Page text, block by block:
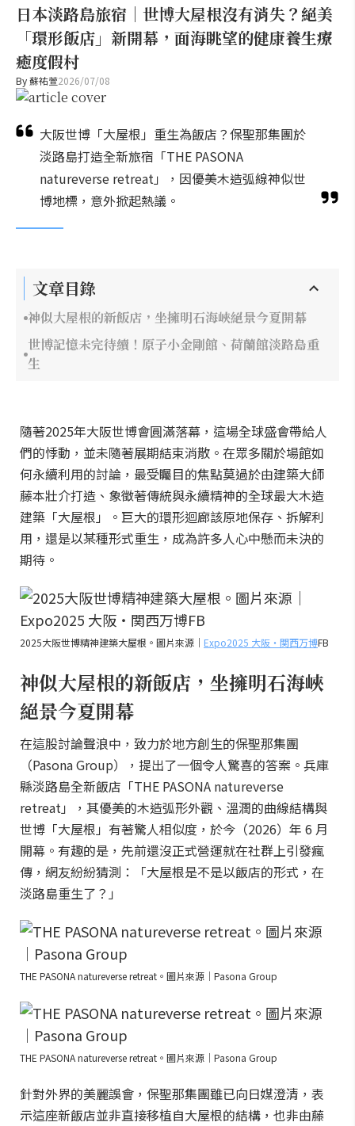
日本淡路島旅宿｜世博大屋根沒有消失？絕美
「環形飯店」新開幕，面海眺望的健康養生療
癒度假村
By蘇祐萱2026/07/08
大阪世博「大屋根」重生為飯店？保聖那集團於
淡路島打造全新旅宿「THE PASONA
natureverse retreat」，因優美木造弧線神似世
博地標，意外掀起熱議。
文章目錄
神似大屋根的新飯店，坐擁明石海峽絕景今夏開幕
世博記憶未完待續！原子小金剛館、荷蘭館淡路島重
生
隨著2025年大阪世博會圓滿落幕，這場全球盛會帶給人
們的悸動，並未隨著展期結束消散。在眾多關於場館如
何永續利用的討論，最受矚目的焦點莫過於由建築大師
藤本壯介打造、象徵著傳統與永續精神的全球最大木造
建築「大屋根」。巨大的環形迴廊該原地保存、拆解利
用，還是以某種形式重生，成為許多人心中懸而未決的
期待。
2025大阪世博精神建築大屋根。圖片來源｜ Expo2025 大阪・関西万博FB
神似大屋根的新飯店，坐擁明石海峽
絕景今夏開幕
在這股討論聲浪中，致力於地方創生的保聖那集團
（Pasona Group），提出了一個令人驚喜的答案。兵庫
縣淡路島全新飯店「THE PASONA natureverse
retreat」，其優美的木造弧形外觀、溫潤的曲線結構與
世博「大屋根」有著驚人相似度，於今（2026）年 6 月
開幕。有趣的是，先前還沒正式營運就在社群上引發瘋
傳，網友紛紛猜測：「大屋根是不是以飯店的形式，在
淡路島重生了？」
THE PASONA natureverse retreat。圖片來源｜Pasona Group
THE PASONA natureverse retreat。圖片來源｜Pasona Group
針對外界的美麗誤會，保聖那集團雖已向日媒澄清，表
示這座新飯店並非直接移植自大屋根的結構，也非由藤